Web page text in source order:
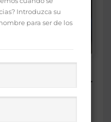
150
con mayor
próximos
Introduzca su
para ser de los